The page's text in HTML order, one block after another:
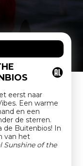
eerst naar
Een warme
en een
de sterren.
de Buitenbios! In
van het
Sunshine of the